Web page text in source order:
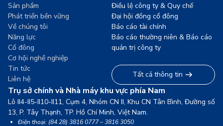
Trụ sở chính và Nhà máy khu vực phía Nam
Lô II4-II5-II10-II11, Cụm 4, Nhóm CN II, Khu CN Tân Bình, Đường số
13, P. Tây Thạnh, TP. Hồ Chí Minh, Việt Nam.
Điện thoại: (84.28) 3816 0777 – 3816 3050
Sản phẩm
Phát triển bền vững
Về chúng tôi
Năng lực
Cổ đông
Cơ hội nghề nghiệp
Tin tức
Liên hệ
Điều lệ công ty & Quy chế
Đại hội đồng cổ đông
Báo cáo tài chính
Báo cáo thường niên & Báo cáo
quản trị công ty
Tất cả thông tin